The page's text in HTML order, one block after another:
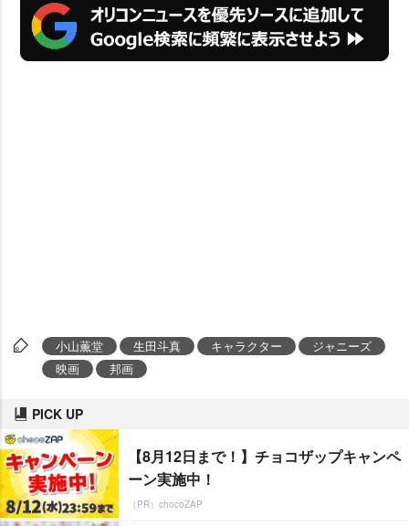
小山薫堂 生田斗真 キャラクター
ジャニーズ
映画
邦画
PICK UP
【8月12日まで！】チョコザップキャンペ
ーン実施中！
（PR）chocoZAP